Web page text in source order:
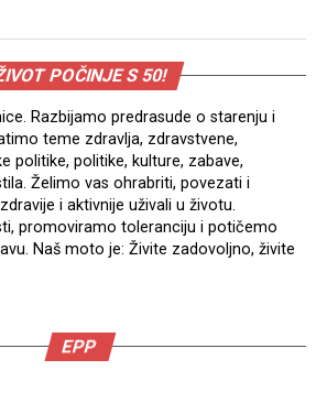
POČINJE S 50!
Razbijamo predrasude o starenju i
teme zdravlja, zdravstvene,
politike, politike, kulture, zabave,
Želimo vas ohrabriti, povezati i
i aktivnije uživali u životu.
promoviramo toleranciju i potičemo
Naš moto je: Živite zadovoljno, živite
EPP